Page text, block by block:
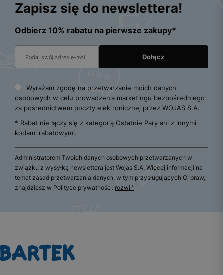
Zapisz się do newslettera!
Odbierz 10% rabatu na pierwsze zakupy*
Wyrażam zgodę na przetwarzanie moich danych
osobowych w celu prowadzenia marketingu bezpośredniego
za pośrednictwem poczty elektronicznej przez WOJAS S.A.
* Rabat nie łączy się z kategorią Ostatnie Pary ani z innymi
kodami rabatowymi.
Administratorem Twoich danych osobowych przetwarzanych w
związku z wysyłką newslettera jest Wojas S.A. Więcej informacji na
temat zasad przetwarzania danych, w tym przysługujących Ci praw,
znajdziesz w Polityce prywatności: rozwiń